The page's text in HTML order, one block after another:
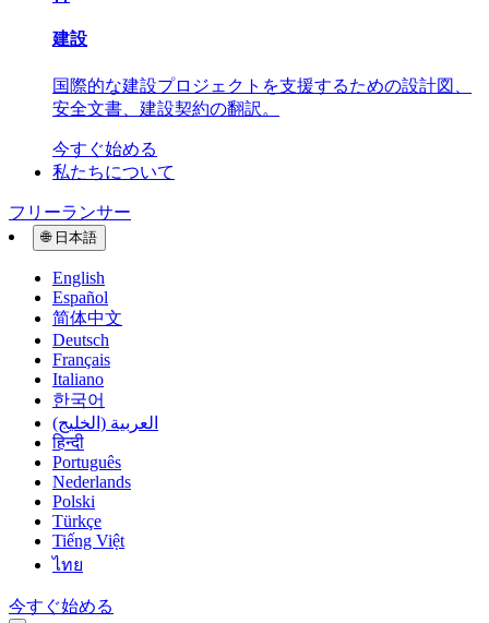
建設
国際的な建設プロジェクトを支援するための設計図、
安全文書、建設契約の翻訳。
今すぐ始める
私たちについて
フリーランサー
🌐 日本語
English
Español
简体中文
Deutsch
Français
Italiano
한국어
العربية (الخليج)
हिन्दी
Português
Nederlands
Polski
Türkçe
Tiếng Việt
ไทย
今すぐ始める